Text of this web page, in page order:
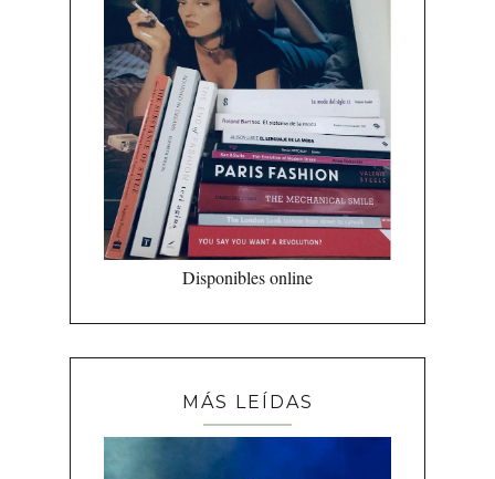
Disponibles online
MÁS LEÍDAS